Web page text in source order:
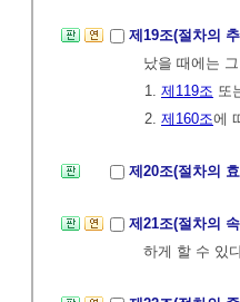
제19조(절차의
났을 때에는
1. 제119조 또
2. 제160조에
제20조(절차의
제21조(절차의
하게 할 수 있